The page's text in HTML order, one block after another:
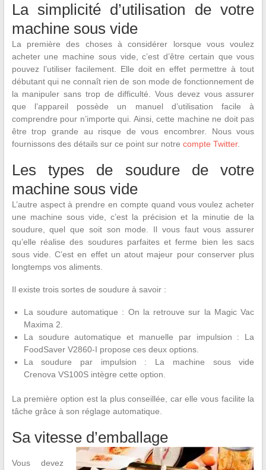
La simplicité d’utilisation de votre
machine sous vide
La première des choses à considérer lorsque vous voulez
acheter une machine sous vide, c’est d’être certain que vous
pouvez l’utiliser facilement. Elle doit en effet permettre à tout
débutant qui ne connaît rien de son mode de fonctionnement de
la manipuler sans trop de difficulté. Vous devez vous assurer
que l’appareil possède un manuel d’utilisation facile à
comprendre pour n’importe qui. Ainsi, cette machine ne doit pas
être trop grande au risque de vous encombrer. Nous vous
fournissons des détails sur ce point sur notre compte Twitter.
Les types de soudure de votre
machine sous vide
L’autre aspect à prendre en compte quand vous voulez acheter
une machine sous vide, c’est la précision et la minutie de la
soudure, quel que soit son mode. Il vous faut vous assurer
qu’elle réalise des soudures parfaites et ferme bien les sacs
sous vide. C’est en effet un atout majeur pour conserver plus
longtemps vos aliments.
Il existe trois sortes de soudure à savoir :
La soudure automatique : On la retrouve sur la Magic Vac
Maxima 2.
La soudure automatique et manuelle par impulsion : La
FoodSaver V2860-I propose ces deux options.
La soudure par impulsion : La machine sous vide
Crenova VS100S intègre cette option.
La première option est la plus conseillée, car elle vous facilite la
tâche grâce à son réglage automatique.
Sa vitesse d’emballage
Vous devez